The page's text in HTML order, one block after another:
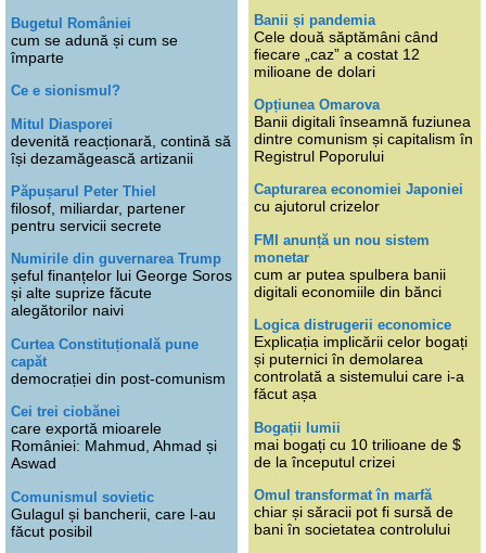
Bugetul României
cum se adună și cum se
împarte
Ce e sionismul?
Mitul Diasporei
devenită reacționară, contină să
își dezamăgească artizanii
Păpușarul Peter Thiel
filosof, miliardar, partener
pentru servicii secrete
Numirile din guvernarea Trump
șeful finanțelor lui George Soros
și alte suprize făcute
alegătorilor naivi
Curtea Constituțională pune
capăt
democrației din post-comunism
Cei trei ciobănei
care exportă mioarele
României: Mahmud, Ahmad și
Aswad
Comunismul sovietic
Gulagul și bancherii, care l-au
făcut posibil
Banii și pandemia
Cele două săptămâni când
fiecare „caz” a costat 12
milioane de dolari
Opțiunea Omarova
Banii digitali înseamnă fuziunea
dintre comunism și capitalism în
Registrul Poporului
Capturarea economiei Japoniei
cu ajutorul crizelor
FMI anunță un nou sistem
monetar
cum ar putea spulbera banii
digitali economiile din bănci
Logica distrugerii economice
Explicația implicării celor bogați
și puternici în demolarea
controlată a sistemului care i-a
făcut așa
Bogații lumii
mai bogați cu 10 trilioane de $
de la începutul crizei
Omul transformat în marfă
chiar și săracii pot fi sursă de
bani în societatea controlului